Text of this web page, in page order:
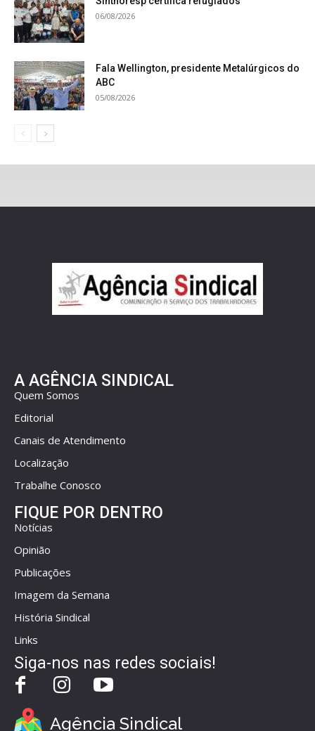
06/08/2026
Fala Wellington, presidente Metalúrgicos do
ABC
05/08/2026
A AGÊNCIA SINDICAL
Quem Somos
Editorial
Canais de Atendimento
Localização
Trabalhe Conosco
FIQUE POR DENTRO
Notícias
Opinião
Publicações
Imagem da Semana
História Sindical
Links
Siga-nos nas redes sociais!
Agência Sindical